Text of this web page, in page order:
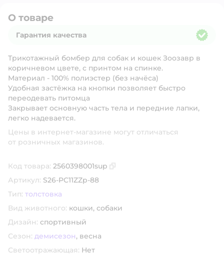
О товаре
Гарантия качества
Трикотажный бомбер для собак и кошек Зоозавр в
коричневом цвете, с принтом на спинке.
Материал - 100% полиэстер (без начёса)
Удобная застёжка на кнопки позволяет быстро
переодевать питомца
Закрывает основную часть тела и передние лапки,
легко надевается.
Цены в интернет-магазине могут отличаться
от розничных магазинов.
Код товара: 2560398001sup
Артикул: S26-PC11ZZp-88
Тип: толстовка
Вид животного: кошки, собаки
Дизайн: спортивный
Сезон: демисезон, весна
Светоотражающая: Нет